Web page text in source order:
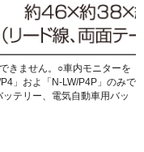
きません。○車内モニターを
」およ「N-LW/P4P」のみで
テリー、電気自動車用バッ